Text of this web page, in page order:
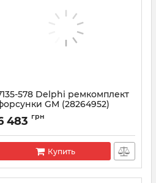
578 Delphi ремкомплект
GM (28264952)
7135-578
483 грн
Купить